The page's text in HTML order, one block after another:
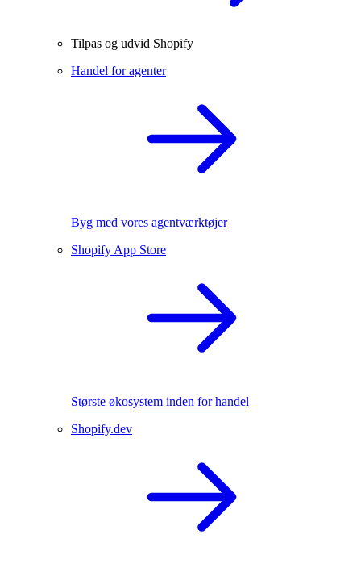
Tilpas og udvid Shopify
Handel for agenter
Byg med vores agentværktøjer
Shopify App Store
Største økosystem inden for handel
Shopify.dev